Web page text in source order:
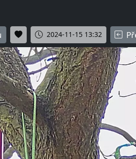
2024-11-15 13:32